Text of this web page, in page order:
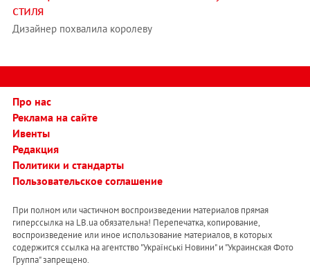
стиля
Дизайнер похвалила королеву
Про нас
Реклама на сайте
Ивенты
Редакция
Политики и стандарты
Пользовательское соглашение
При полном или частичном воспроизведении материалов прямая
гиперссылка на LB.ua обязательна! Перепечатка, копирование,
воспроизведение или иное использование материалов, в которых
содержится ссылка на агентство "Українськi Новини" и "Украинская Фото
Группа" запрещено.